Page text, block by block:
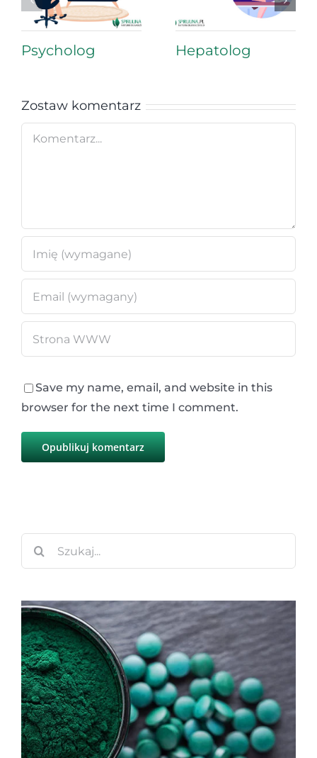
Psycholog Hepatolog
Zostaw komentarz
Comment
Save my name, email, and website in this
browser for the next time I comment.